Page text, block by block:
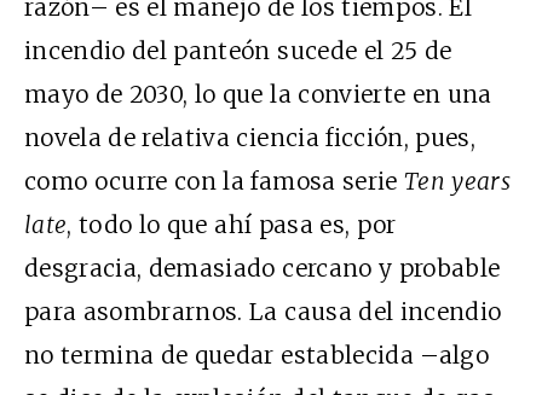
razón– es el manejo de los tiempos. El
incendio del panteón sucede el 25 de
mayo de 2030, lo que la convierte en una
novela de relativa ciencia ficción, pues,
como ocurre con la famosa serie Ten years
late, todo lo que ahí pasa es, por
desgracia, demasiado cercano y probable
para asombrarnos. La causa del incendio
no termina de quedar establecida –algo